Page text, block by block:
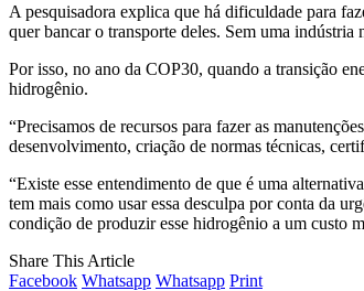
A pesquisadora explica que há dificuldade para
quer bancar o transporte deles. Sem uma
Por isso, no ano da COP30, quando a transição
hidrogênio.
“Precisamos de recursos para fazer as
desenvolvimento, criação de normas técnicas,
“Existe esse entendimento de que é uma
tem mais como usar essa desculpa por conta da
condição de produzir esse hidrogênio a um custo
Share This Article
Facebook Whatsapp Whatsapp Print